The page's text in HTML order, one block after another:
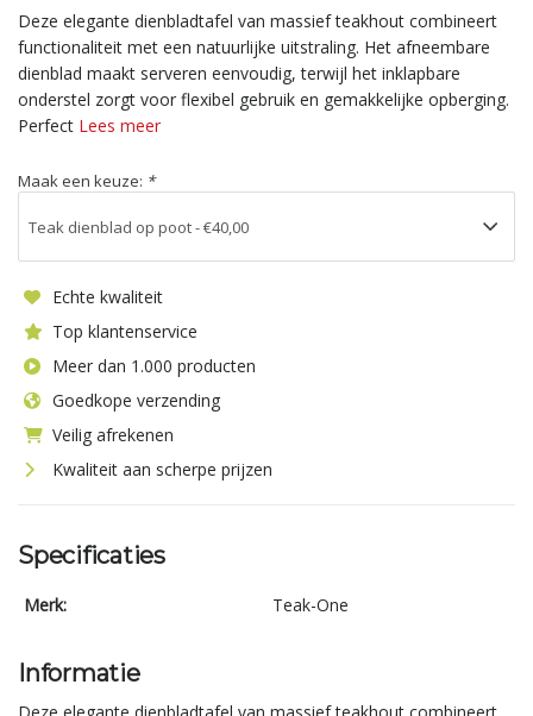
Deze elegante dienbladtafel van massief teakhout combineert
functionaliteit met een natuurlijke uitstraling. Het afneembare
dienblad maakt serveren eenvoudig, terwijl het inklapbare
onderstel zorgt voor flexibel gebruik en gemakkelijke opberging.
Perfect Lees meer
Maak een keuze: *
Echte kwaliteit
Top klantenservice
Meer dan 1.000 producten
Goedkope verzending
Veilig afrekenen
Kwaliteit aan scherpe prijzen
Specificaties
Merk: Teak-One
Informatie